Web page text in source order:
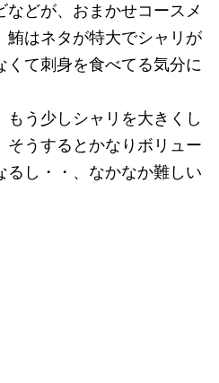
どが、おまかせコースメ
鮪はネタが特大でシャリが
くて刺身を食べてる気分に
もう少しシャリを大きくし
そうするとかなりボリュー
るし・・、なかなか難しい